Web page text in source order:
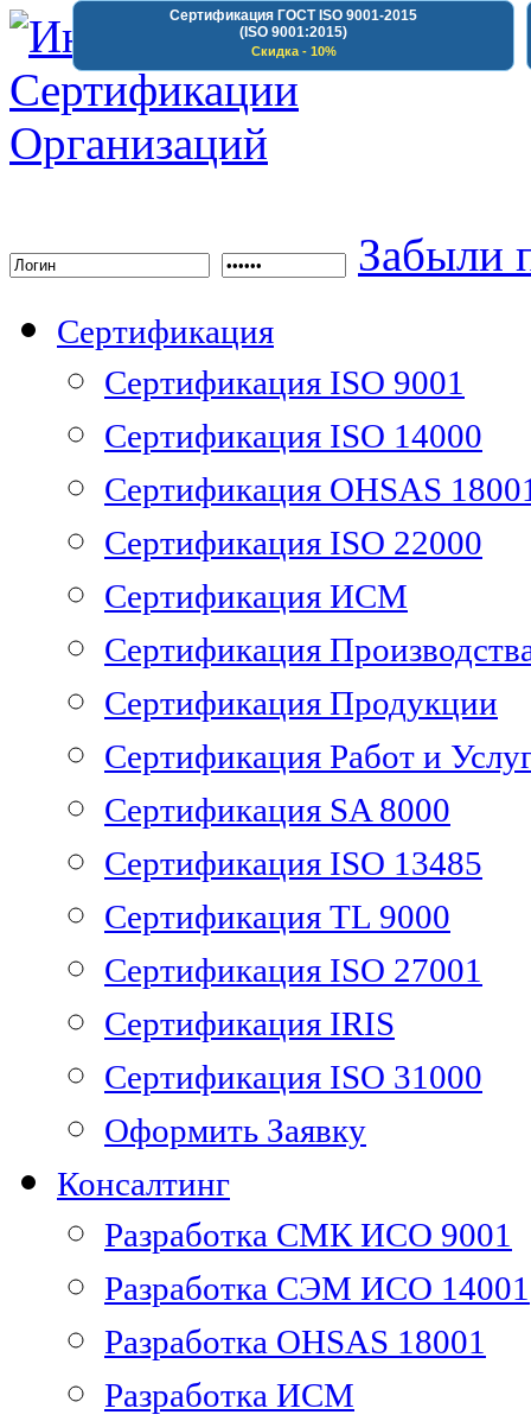
Сертификация ГОСТ ISO 9001-2015
(ISO 9001:2015)
Скидка - 10%
Забыли
Сертификация
Сертификация ISO 9001
Сертификация ISO 14000
Сертификация OHSAS
Сертификация ISO 22000
Сертификация ИСМ
Сертификация
Сертификация Продукции
Сертификация Работ и
Сертификация SA 8000
Сертификация ISO 13485
Сертификация TL 9000
Сертификация ISO 27001
Сертификация IRIS
Сертификация ISO 31000
Оформить Заявку
Консалтинг
Разработка СМК ИСО 9001
Разработка СЭМ ИСО 14001
Разработка OHSAS 18001
Разработка ИСМ